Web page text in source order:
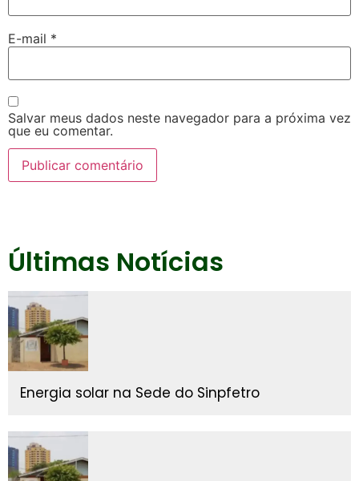
E-mail *
Salvar meus dados neste navegador para a próxima vez
que eu comentar.
Últimas Notícias
Energia solar na Sede do Sinpfetro